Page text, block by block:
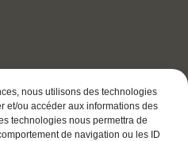
nous utilisons des technologies
et/ou accéder aux informations des
technologies nous permettra de
de navigation ou les ID